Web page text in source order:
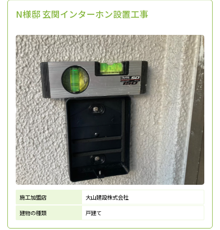
N様邸 玄関インターホン設置工事
施工加盟店
大山建設株式会社
建物の種類
戸建て